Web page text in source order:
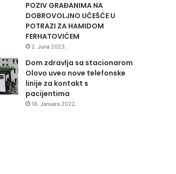
POZIV GRAĐANIMA NA
DOBROVOLJNO UČEŠĆE U
POTRAZI ZA HAMIDOM
FERHATOVIĆEM
2. Juna 2023.
Dom zdravlja sa stacionarom
Olovo uveo nove telefonske
linije za kontakt s
pacijentima
18. Januara 2022.